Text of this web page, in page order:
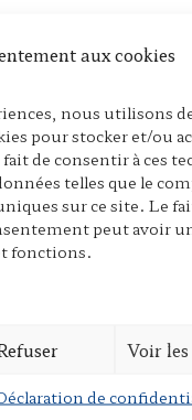
aux cookies
nous utilisons
pour stocker et/ou
de consentir à ces
telles que le
sur ce site. Le
peut avoir
fonctions.
Voir
de